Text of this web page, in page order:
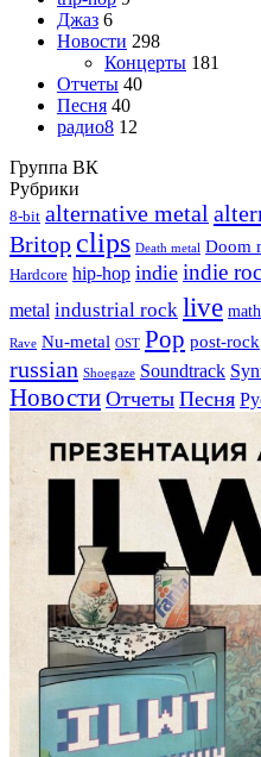
Джаз 6
Новости 298
Концерты 181
Отчеты 40
Песня 40
радио8 12
Группа ВК
Рубрики
8-bit alternative metal
Britop clips Death metal Doom
Hardcore hip-hop indie indie
metal industrial rock live
Rave Nu-metal OST Pop post-rock
russian Shoegaze Soundtrack
Новости Отчеты Песня